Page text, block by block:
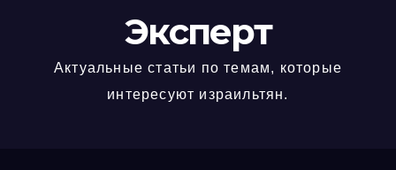
Эксперт
Актуальные статьи по темам, которые
интересуют израильтян.